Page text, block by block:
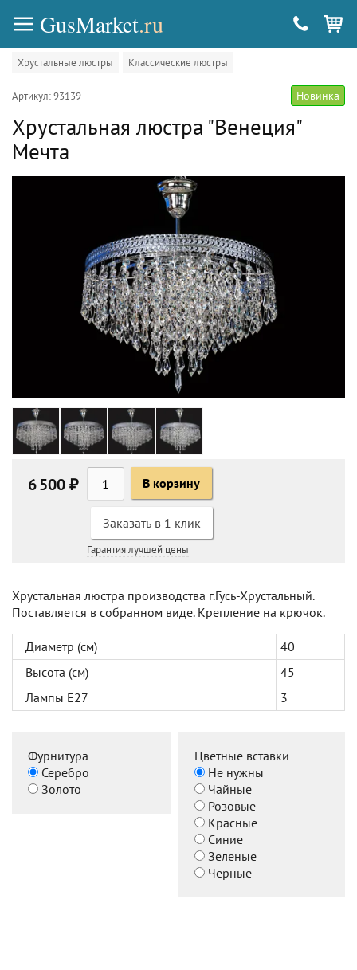
GusMarket.ru
Хрустальные люстры Классические люстры
Артикул: 93139 Новинка
Хрустальная люстра "Венеция"
Мечта
6 500 ₽ В корзину
Заказать в 1 клик
Гарантия лучшей цены
Хрустальная люстра производства г.Гусь-Хрустальный.
Поставляется в собранном виде. Крепление на крючок.
Диаметр (см)
40
Высота (см)
45
Лампы Е27
3
Фурнитура
Серебро
Золото
Цветные вставки
Не нужны
Чайные
Розовые
Красные
Синие
Зеленые
Черные